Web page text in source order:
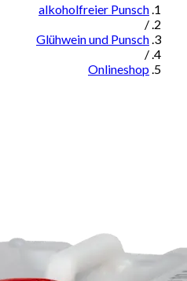
alkoholfreier Punsch
/
Glühwein und Punsch
/
Onlineshop